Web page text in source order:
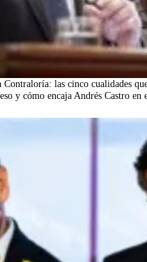
las cinco cualidades
y cómo encaja Andrés Castro en